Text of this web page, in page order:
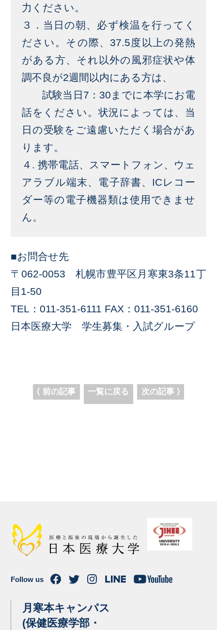
力ください。
３．当日の朝、必ず検温を行ってく
ださい。その際、37.5度以上の発熱
がある方、それ以外の風邪症状や体
調不良が2週間以内にある方は、
試験当日7：30までに本学にお電
話をください。状況によっては、当
日の受験をご遠慮いただく場合があ
ります。
４. 携帯電話、スマートフォン、ウェ
アラブル端末、電子辞書、ICレコー
ダー等の電子機器類は使用できませ
ん。
■お問合せ先
〒062-0053 札幌市豊平区月寒東3条11丁
目1-50
TEL：011-351-6111 FAX：011-351-6160
日本医療大学 学生募集・入試グループ
⟨ 前の記事 一覧に戻る 次の記事 ⟩
Follow us
月寒本キャンパス
(保健医療学部・